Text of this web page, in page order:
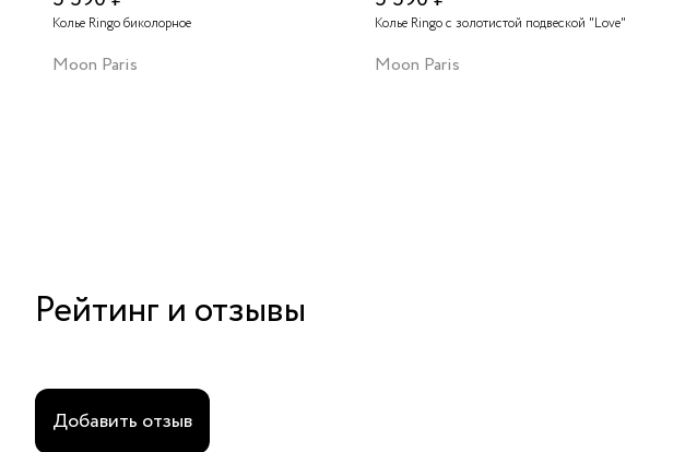
Колье Ringo биколорное
Moon Paris
Колье Ringo с золотистой подвеской "Love"
Moon Paris
Рейтинг и отзывы
Добавить отзыв